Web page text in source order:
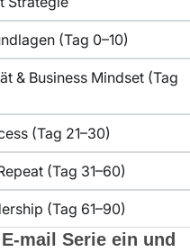
(Tag 0–10)
& Business Mindset (Tag
(Tag 21–30)
(Tag 31–60)
(Tag 61–90)
mail Serie ein und